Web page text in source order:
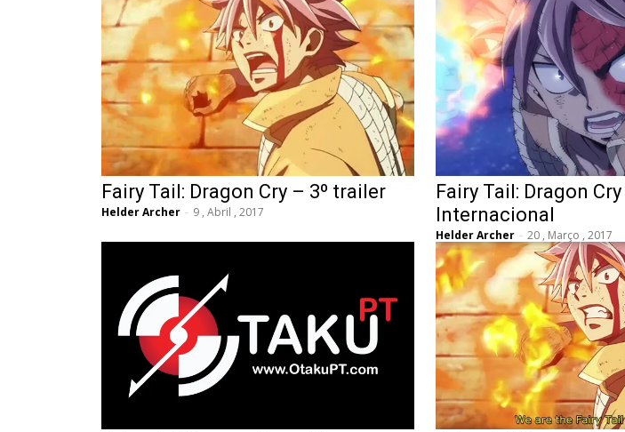
Fairy Tail: Dragon Cry – 3º trailer
Helder Archer - 9 , Abril , 2017
Fairy Tail: Dragon
Internacional
Helder Archer - 20 , Março , 2017